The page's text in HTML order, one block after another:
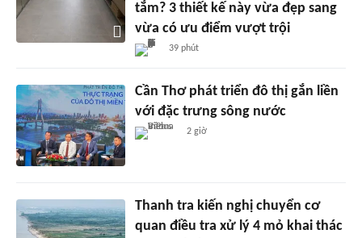
tắm? 3 thiết kế này vừa đẹp sang
vừa có ưu điểm vượt trội
39 phút
Cần Thơ phát triển đô thị gắn liền
với đặc trưng sông nước
2 giờ
Thanh tra kiến nghị chuyển cơ
quan điều tra xử lý 4 mỏ khai thác